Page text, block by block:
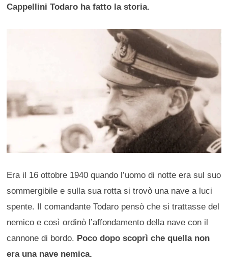
Cappellini Todaro ha fatto la storia.
Era il 16 ottobre 1940 quando l’uomo di notte era sul suo
sommergibile e sulla sua rotta si trovò una nave a luci
spente. Il comandante Todaro pensò che si trattasse del
nemico e così ordinò l’affondamento della nave con il
cannone di bordo. Poco dopo scoprì che quella non
era una nave nemica.